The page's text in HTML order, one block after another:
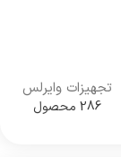
تجهیزات وایرلس
286 محصول